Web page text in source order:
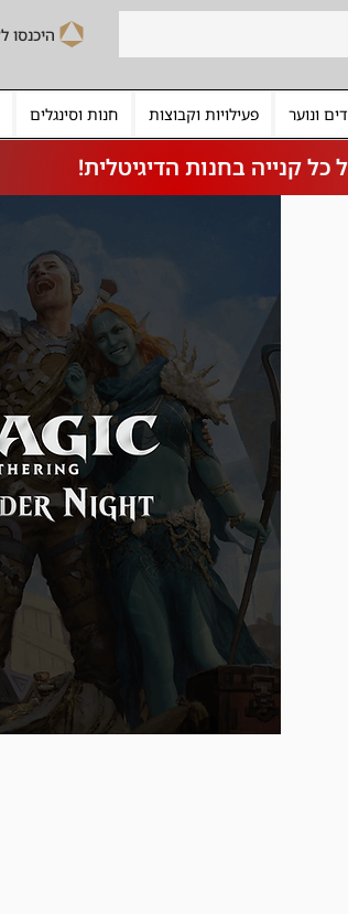
ונוער פעילויות וקבוצות חנות וסינגלים
כל קנייה בחנות הדיגיטלית!